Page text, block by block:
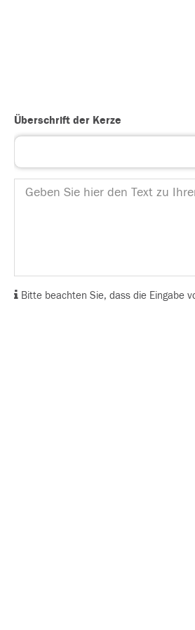
Überschrift der Kerze
Bitte beachten Sie, dass die Eingabe